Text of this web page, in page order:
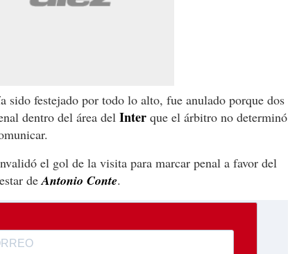
sido festejado por todo lo alto, fue anulado porque dos
dentro del área del Inter que el árbitro no determinó
el gol de la visita para marcar penal a favor del
de Antonio Conte.